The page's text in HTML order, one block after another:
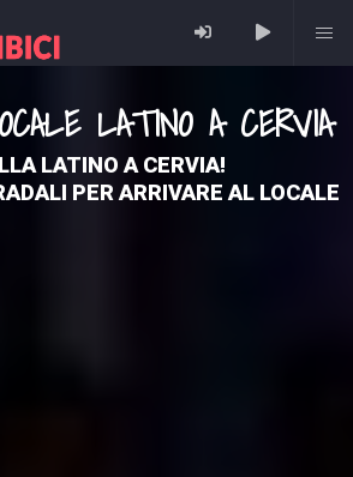
LATINO A CERVIA
LATINO A CERVIA!
PER ARRIVARE AL LOCALE